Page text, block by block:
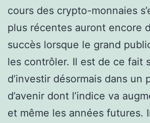
cours des crypto-monnaies
plus récentes auront encore
succès lorsque le grand
les contrôler. Il est de ce fait
d’investir désormais dans un
d’avenir dont l’indice va
et même les années futures.